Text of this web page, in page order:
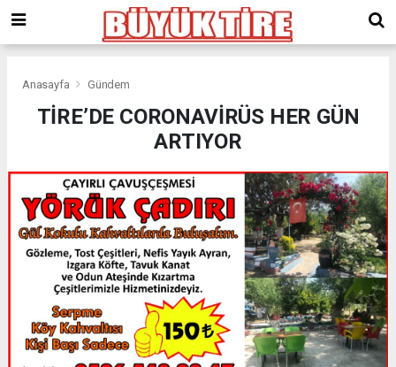
giriş
kingroyal
Anasayfa Gündem
TİRE’DE CORONAVİRÜS HER GÜN
ARTIYOR